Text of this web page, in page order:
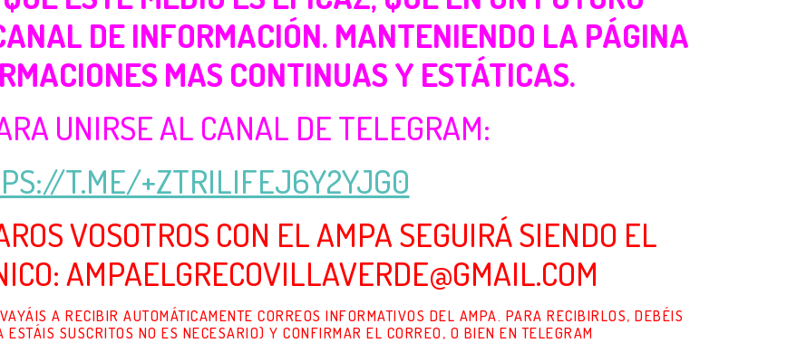
DE INFORMACIÓN. MANTENIENDO LA PÁGINA
MAS CONTINUAS Y ESTÁTICAS.
UNIRSE AL CANAL DE TELEGRAM:
T.ME/+ZTRILIFEJ6Y2YJG0
VOSOTROS CON EL AMPA SEGUIRÁ SIENDO EL
AMPAELGRECOVILLAVERDE@GMAIL.COM
A RECIBIR AUTOMÁTICAMENTE CORREOS INFORMATIVOS DEL AMPA. PARA RECIBIRLOS, DEBÉIS
SUSCRITOS NO ES NECESARIO) Y CONFIRMAR EL CORREO, O BIEN EN TELEGRAM